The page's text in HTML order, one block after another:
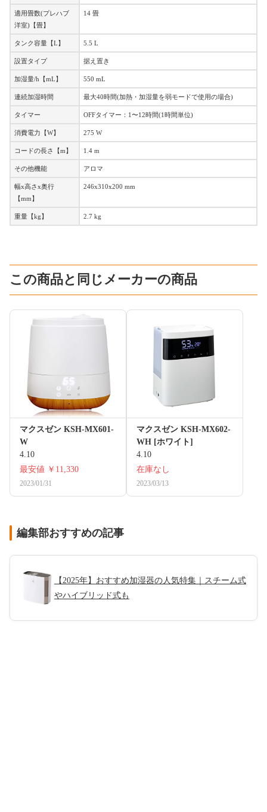
適用畳数(プレハブ
洋室)【畳】
14 畳
タンク容量【L】 5.5 L
設置タイプ 据え置き
加湿量/h【mL】 550 mL
連続加湿時間 最大40時間(加熱・加湿量を弱モードで使用の場合)
タイマー OFFタイマー：1〜12時間(1時間単位)
消費電力【W】 275 W
コードの長さ【m】 1.4 m
その他機能 アロマ
幅x高さx奥行
【mm】
246x310x200 mm
重量【kg】 2.7 kg
この商品と同じメーカーの商品
マクスゼン KSH-MX601-
W
4.10
最安値 ￥11,330
2023/01/31
マクスゼン KSH-MX602-
WH [ホワイト]
4.10
在庫なし
2023/03/13
編集部おすすめの記事
【2025年】おすすめ加湿器の人気特集｜スチーム式
やハイブリッド式も